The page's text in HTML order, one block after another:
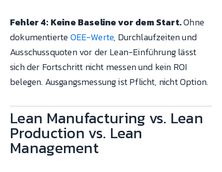
Fehler 4: Keine Baseline vor dem Start.Ohne
dokumentierteOEE-Werte, Durchlaufzeiten und
Ausschussquoten vor der Lean-Einführung lässt
sich der Fortschritt nicht messen und kein ROI
belegen. Ausgangsmessung ist Pflicht, nicht Option.
Lean Manufacturing vs. Lean
Production vs. Lean
Management